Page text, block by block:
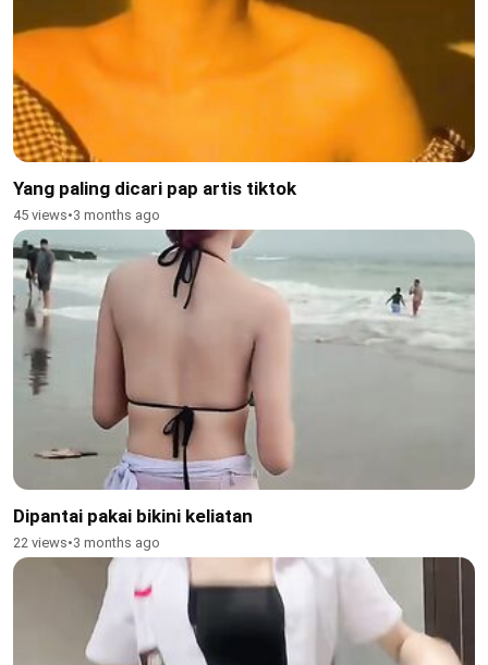
Yang paling dicari pap artis tiktok
45 views•3 months ago
Dipantai pakai bikini keliatan
22 views•3 months ago